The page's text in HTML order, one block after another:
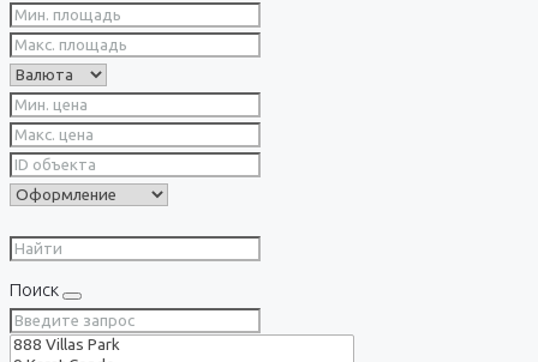
Поиск